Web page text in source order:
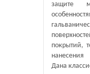
защите
покрытий,
нанесения
Дана